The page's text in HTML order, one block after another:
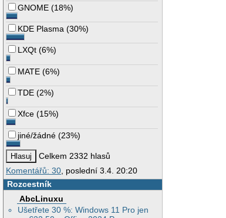
GNOME (18%)
KDE Plasma (30%)
LXQt (6%)
MATE (6%)
TDE (2%)
Xfce (15%)
jiné/žádné (23%)
Celkem 2332 hlasů
Komentářů: 30, poslední 3.4. 20:20
Rozcestník
AbcLinuxu
Ušetřete 30 %: Windows 11 Pro jen